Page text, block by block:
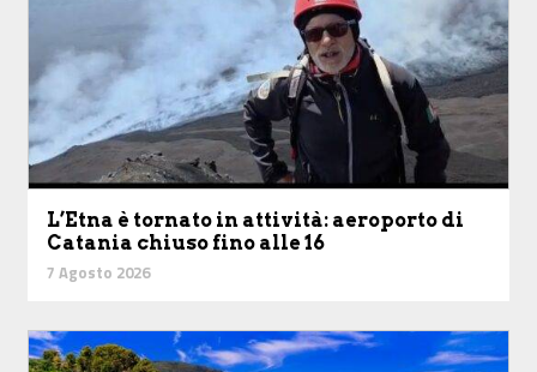
L’Etna è tornato in attività: aeroporto di
Catania chiuso fino alle 16
7 Agosto 2026